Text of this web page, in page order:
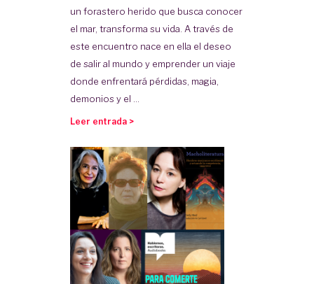
un forastero herido que busca conocer
el mar, transforma su vida. A través de
este encuentro nace en ella el deseo
de salir al mundo y emprender un viaje
donde enfrentará pérdidas, magia,
demonios y el ...
Leer entrada >